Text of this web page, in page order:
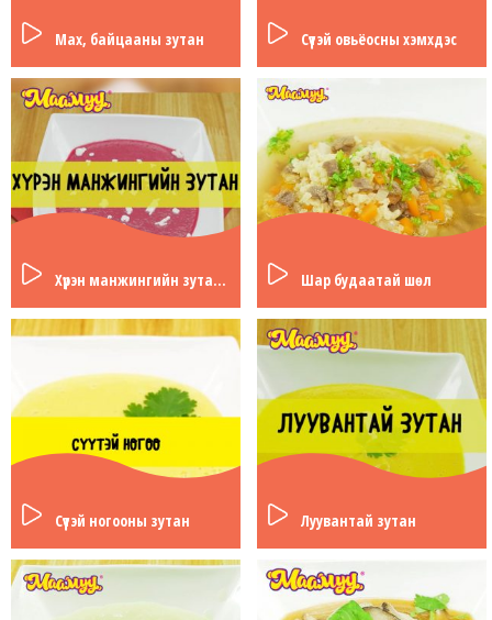
Мах, байцааны зутан Сүүтэй овьёосны хэмхдэс
Хүрэн манжингийн зутан шөл Шар будаатай шөл
Сүүтэй ногооны зутан Луувантай зутан